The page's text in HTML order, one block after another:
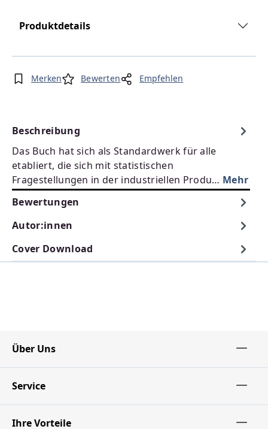
Produktdetails
Merken Bewerten Empfehlen
Beschreibung
Das Buch hat sich als Standardwerk für alle
etabliert, die sich mit statistischen
Fragestellungen in der industriellen Produ… Mehr
Bewertungen
Autor:innen
Cover Download
Über Uns
Service
Ihre Vorteile